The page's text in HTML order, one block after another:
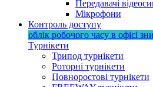
Передавачі
Мікрофони
Контроль доступу
облік робочого часу в офісі
Турнікети
Трипод турнікети
Роторні турнікети
Повноростові турнікети